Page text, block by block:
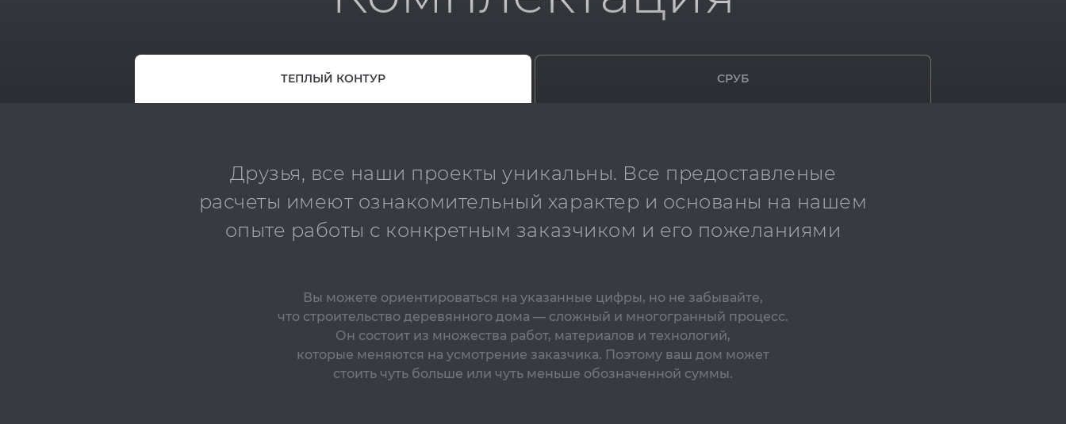
ТЕПЛЫЙ КОНТУР СРУБ
Друзья, все наши проекты уникальны. Все предоставленые
расчеты имеют ознакомительный характер и основаны на нашем
опыте работы с конкретным заказчиком и его пожеланиями
Вы можете ориентироваться на указанные цифры, но не забывайте,
что строительство деревянного дома — сложный и многогранный процесс.
Он состоит из множества работ, материалов и технологий,
которые меняются на усмотрение заказчика. Поэтому ваш дом может
стоить чуть больше или чуть меньше обозначенной суммы.